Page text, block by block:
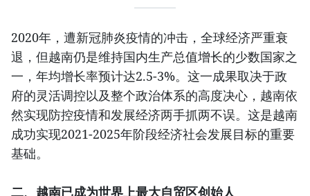
2020年，遭新冠肺炎疫情的冲击，全球经济严重衰
退，但越南仍是维持国内生产总值增长的少数国家之
一，年均增长率预计达2.5-3%。这一成果取决于政
府的灵活调控以及整个政治体系的高度决心，越南依
然实现防控疫情和发展经济两手抓两不误。这是越南
成功实现2021-2025年阶段经济社会发展目标的重要
基础。
二、越南已成为世界上最大自贸区创始人